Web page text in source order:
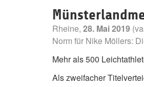
Rheine, 28. Mai 2019
Norm für Nike Möllers:
Mehr als 500
Als zweifacher